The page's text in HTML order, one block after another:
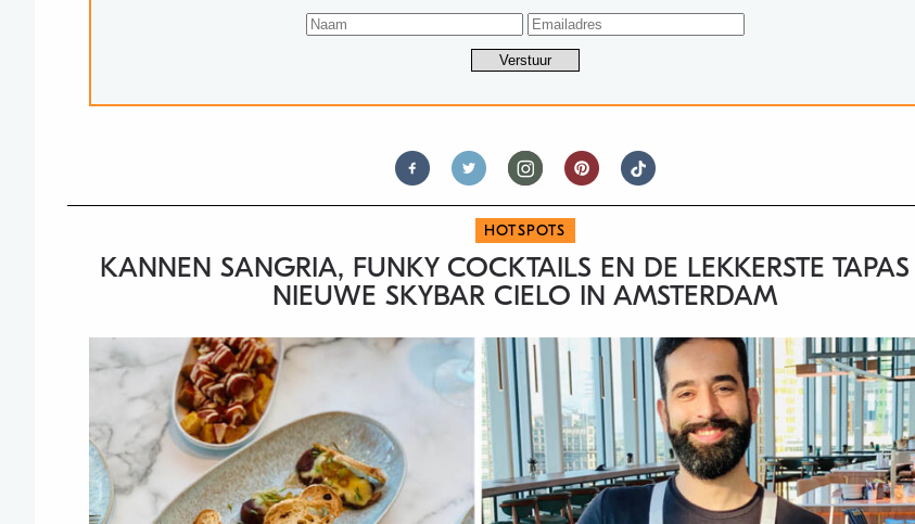
HOTSPOTS
KANNEN SANGRIA, FUNKY COCKTAILS EN DE LEKKERSTE TAPAS
NIEUWE SKYBAR CIELO IN AMSTERDAM